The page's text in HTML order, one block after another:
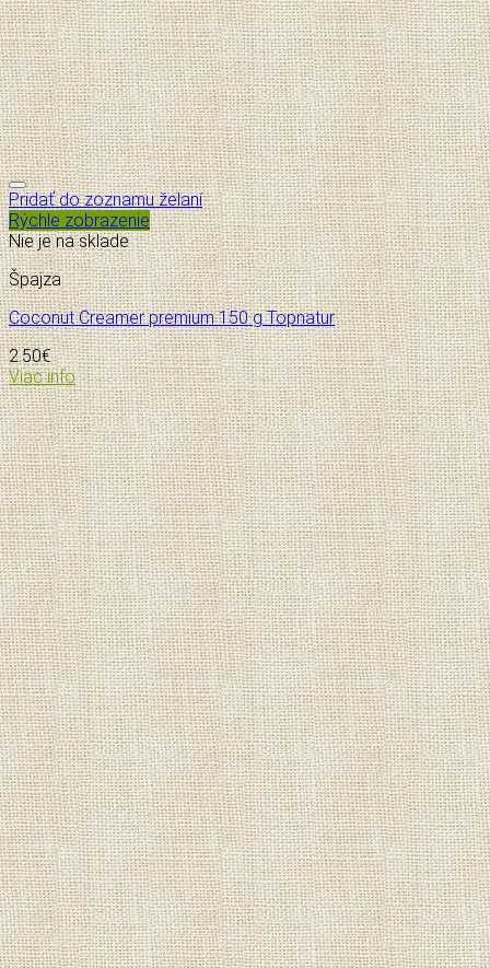
Pridať do zoznamu želaní
Rýchle zobrazenie
Nie je na sklade
Špajza
Coconut Creamer premium 150 g Topnatur
2.50€
Viac info